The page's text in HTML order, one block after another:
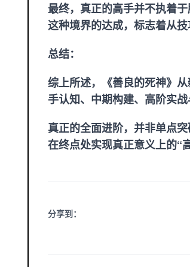
最终，真正的高手并不执着
这种境界的达成，标志着从
总结：
综上所述，《善良的死神》
手认知、中期构建、高阶实
真正的全面进阶，并非单点
在终点处实现真正意义上的“
分享到：